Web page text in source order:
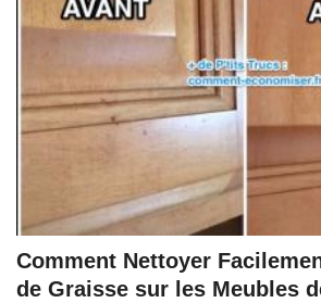
Comment Nettoyer
de Graisse sur les Meubles